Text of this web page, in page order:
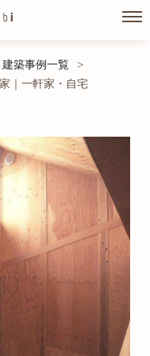
建築事例一覧
>
｜一軒家・自宅